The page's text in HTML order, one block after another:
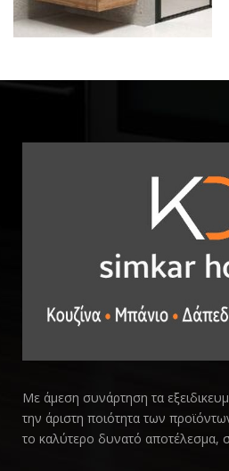
Με άμεση συνάρτηση τα
την άριστη ποιότητα των
το καλύτερο δυνατό αποτέλεσμα,